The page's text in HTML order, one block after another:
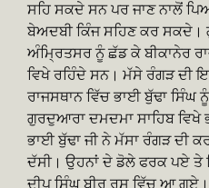
ਸਹਿ ਸਕਦੇ ਸਨ ਪਰ ਜਾਣ ਨਾਲੋਂ
ਬੇਅਦਬੀ ਕਿੰਜ ਸਹਿਣ ਕਰ ਸਕਦੇ।
ਅੰਮ੍ਰਿਤਸਰ ਨੂੰ ਛੱਡ ਕੇ ਬੀਕਾਨੇਰ
ਵਿਖੇ ਰਹਿੰਦੇ ਸਨ। ਮੱਸੇ ਰੰਗੜ ਦੀ
ਰਾਜਸਥਾਨ ਵਿੱਚ ਭਾਈ ਬੁੱਢਾ
ਗੁਰਦੁਆਰਾ ਦਮਦਮਾ ਸਾਹਿਬ ਵਿਖੇ
ਭਾਈ ਬੁੱਢਾ ਜੀ ਨੇ ਮੱਸਾ ਰੰਗੜ ਦੀ
ਦੱਸੀ। ਉਹਨਾਂ ਦੇ ਡੋਲੇ ਫਰਕ ਪਏ ਤੇ
ਦੀਪ ਸਿੰਘ ਬੀਰ ਰਸ ਵਿੱਚ ਆ